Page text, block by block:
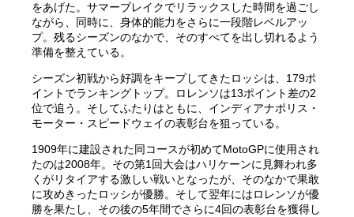
をあげた。サマーブレイクでリラックスした時間を過ごし
ながら、同時に、身体的能力をさらに一段階レベルアッ
プ。残るシーズンのなかで、そのすべてを出し切れるよう
準備を整えている。
シーズン初戦から好調をキープしてきたロッシは、179ポ
イントでランキングトップ。ロレンソは13ポイント差の2
位で追う。そしてふたりはともに、インディアナポリス・
モーター・スピードウェイの表彰台を狙っている。
1909年に建設された同コースが初めてMotoGPに使用され
たのは2008年。その第1回大会はハリケーンに見舞われ多
くがリタイアする激しい戦いとなったが、そのなかで果敢
に攻めきったロッシが優勝。そして翌年にはロレンソが優
勝を果たし、その後の5年間でさらに4回の表彰台を獲得し